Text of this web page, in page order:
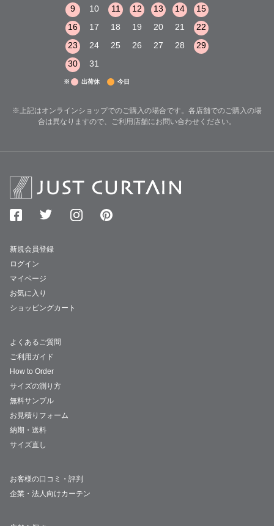
9
10 11 12 13 14
15
16
17 18 19 20 21
22
23
24 25 26 27 28
29
30
31
※ 出荷休 今日
※上記はオンラインショップでのご購入の場合です。各店舗でのご購入の場
合は異なりますので、ご利用店舗にお問い合わせください。
新規会員登録
ログイン
マイページ
お気に入り
ショッピングカート
よくあるご質問
ご利用ガイド
How to Order
サイズの測り方
無料サンプル
お見積りフォーム
納期・送料
サイズ直し
お客様の口コミ・評判
企業・法人向けカーテン